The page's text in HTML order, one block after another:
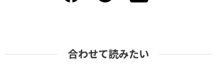
合わせて読みたい